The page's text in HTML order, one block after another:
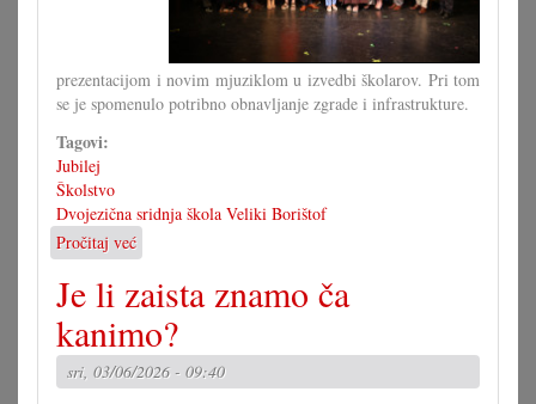
prezentacijom i novim mjuziklom u izvedbi školarov. Pri tom
se je spomenulo potribno obnavljanje zgrade i infrastrukture.
Tagovi:
Jubilej
Školstvo
Dvojezična sridnja škola Veliki Borištof
Pročitaj već
60
ljet
dvojezična
sridnja/glavna
škola
VB
Je li zaista znamo ča
kanimo?
sri, 03/06/2026 - 09:40